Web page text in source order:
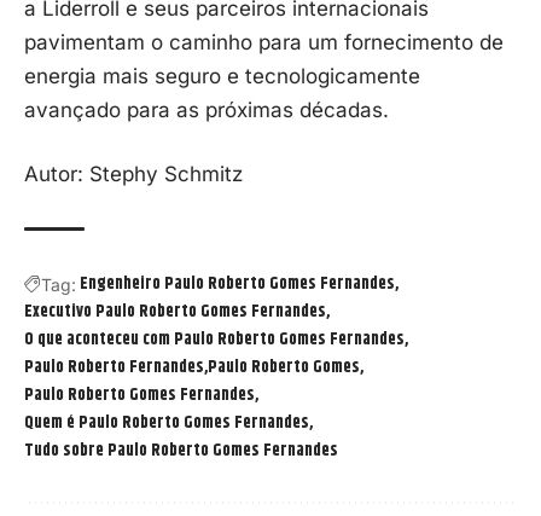
a Liderroll e seus parceiros internacionais
pavimentam o caminho para um fornecimento de
energia mais seguro e tecnologicamente
avançado para as próximas décadas.
Autor: Stephy Schmitz
Tag: Engenheiro Paulo Roberto Gomes Fernandes
Executivo Paulo Roberto Gomes Fernandes
O que aconteceu com Paulo Roberto Gomes Fernandes
Paulo Roberto Fernandes Paulo Roberto Gomes
Paulo Roberto Gomes Fernandes
Quem é Paulo Roberto Gomes Fernandes
Tudo sobre Paulo Roberto Gomes Fernandes